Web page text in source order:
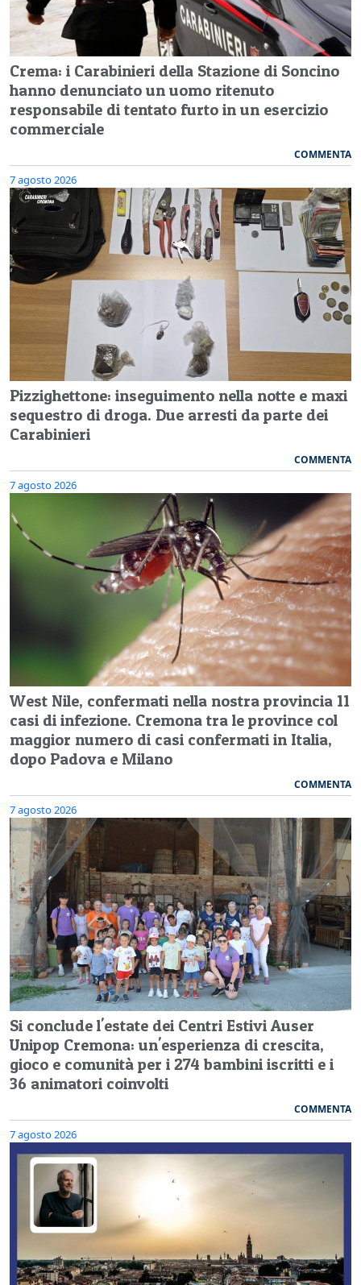
Crema: i Carabinieri della Stazione di Soncino
hanno denunciato un uomo ritenuto
responsabile di tentato furto in un esercizio
commerciale
COMMENTA
7 agosto 2026
Pizzighettone: inseguimento nella notte e maxi
sequestro di droga. Due arresti da parte dei
Carabinieri
COMMENTA
7 agosto 2026
West Nile, confermati nella nostra provincia 11
casi di infezione. Cremona tra le province col
maggior numero di casi confermati in Italia,
dopo Padova e Milano
COMMENTA
7 agosto 2026
Si conclude l'estate dei Centri Estivi Auser
Unipop Cremona: un'esperienza di crescita,
gioco e comunità per i 274 bambini iscritti e i
36 animatori coinvolti
COMMENTA
7 agosto 2026